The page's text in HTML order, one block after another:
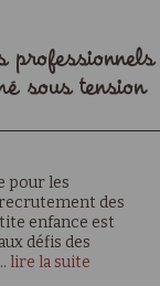
professionnels
sous tension
pour les
des
enfance est
défis des
lire la suite